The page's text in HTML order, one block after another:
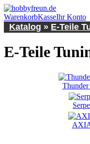
WarenkorbKasseIhr Konto
Katalog » E-Teile
E-Teile
Thunder